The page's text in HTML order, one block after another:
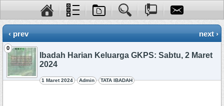
‹ prev next ›
0
Ibadah Harian Keluarga GKPS: Sabtu, 2 Maret
2024
1 Maret 2024 Admin TATA IBADAH